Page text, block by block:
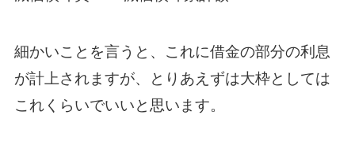
細かいことを言うと、これに借金の部分の利息
が計上されますが、とりあえずは大枠としては
これくらいでいいと思います。